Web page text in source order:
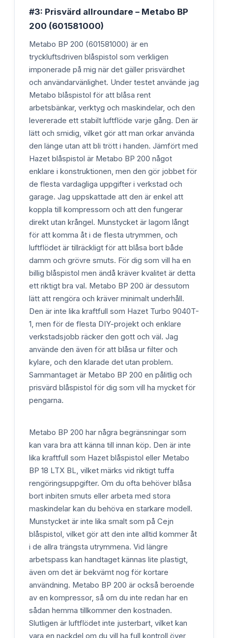
#3: Prisvärd allroundare – Metabo BP
200 (601581000)
Metabo BP 200 (601581000) är en
tryckluftsdriven blåspistol som verkligen
imponerade på mig när det gäller prisvärdhet
och användarvänlighet. Under testet använde jag
Metabo blåspistol för att blåsa rent
arbetsbänkar, verktyg och maskindelar, och den
levererade ett stabilt luftflöde varje gång. Den är
lätt och smidig, vilket gör att man orkar använda
den länge utan att bli trött i handen. Jämfört med
Hazet blåspistol är Metabo BP 200 något
enklare i konstruktionen, men den gör jobbet för
de flesta vardagliga uppgifter i verkstad och
garage. Jag uppskattade att den är enkel att
koppla till kompressorn och att den fungerar
direkt utan krångel. Munstycket är lagom långt
för att komma åt i de flesta utrymmen, och
luftflödet är tillräckligt för att blåsa bort både
damm och grövre smuts. För dig som vill ha en
billig blåspistol men ändå kräver kvalitet är detta
ett riktigt bra val. Metabo BP 200 är dessutom
lätt att rengöra och kräver minimalt underhåll.
Den är inte lika kraftfull som Hazet Turbo 9040T-
1, men för de flesta DIY-projekt och enklare
verkstadsjobb räcker den gott och väl. Jag
använde den även för att blåsa ur filter och
kylare, och den klarade det utan problem.
Sammantaget är Metabo BP 200 en pålitlig och
prisvärd blåspistol för dig som vill ha mycket för
pengarna.
Metabo BP 200 har några begränsningar som
kan vara bra att känna till innan köp. Den är inte
lika kraftfull som Hazet blåspistol eller Metabo
BP 18 LTX BL, vilket märks vid riktigt tuffa
rengöringsuppgifter. Om du ofta behöver blåsa
bort inbiten smuts eller arbeta med stora
maskindelar kan du behöva en starkare modell.
Munstycket är inte lika smalt som på Cejn
blåspistol, vilket gör att den inte alltid kommer åt
i de allra trängsta utrymmena. Vid längre
arbetspass kan handtaget kännas lite plastigt,
även om det är bekvämt nog för kortare
användning. Metabo BP 200 är också beroende
av en kompressor, så om du inte redan har en
sådan hemma tillkommer den kostnaden.
Slutligen är luftflödet inte justerbart, vilket kan
vara en nackdel om du vill ha full kontroll över